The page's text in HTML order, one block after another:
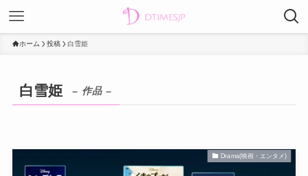
ホーム 投稿 白雪姫
白雪姫 – 作品 –
Drama(映画・エンタメ)